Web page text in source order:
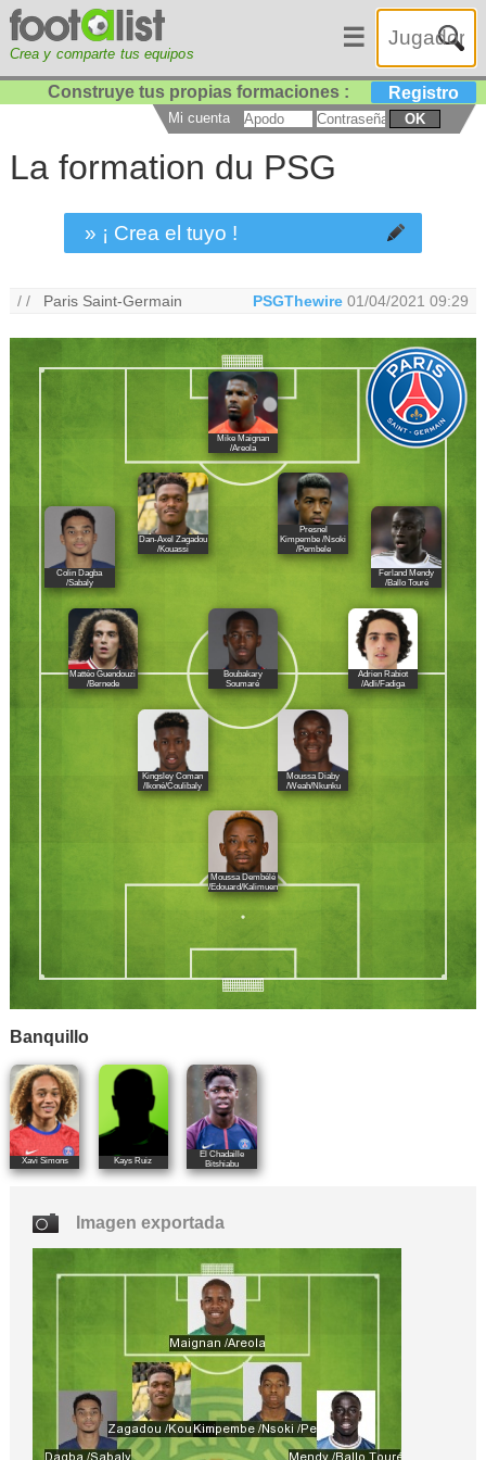
Crea y comparte tus equipos
☰
Construye tus propias formaciones : Registro
Mi cuenta OK
La formation du PSG
» ¡ Crea el tuyo !
/ / Paris Saint-Germain PSGThewire 01/04/2021 09:29
Mike Maignan
/Areola
Colin Dagba
/Sabaly
Dan-Axel Zagadou
/Kouassi
Presnel
Kimpembe /Nsoki
/Pembele
Ferland Mendy
/Ballo Touré
Mattéo Guendouzi
/Bernede
Boubakary
Soumaré
Adrien Rabiot
/Adli/Fadiga
Kingsley Coman
/Ikoné/Coulibaly
Moussa Diaby
/Weah/Nkunku
Moussa Dembélé
/Edouard/Kalimuendo
Banquillo
Xavi Simons Kays Ruiz
El Chadaille
Bitshiabu
Imagen exportada